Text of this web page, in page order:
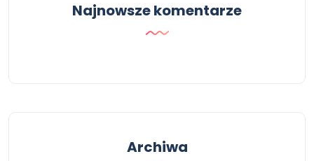
Najnowsze komentarze
Archiwa